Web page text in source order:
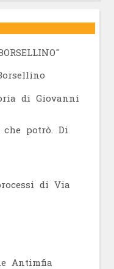
di Giovanni
potrò. Di
di Via
Antimfia